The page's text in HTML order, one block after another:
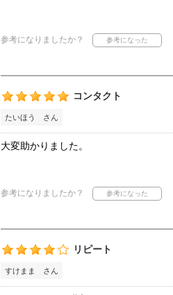
参考になりましたか？
コンタクト
たいほう さん
大変助かりました。
参考になりましたか？
リピート
すけまま さん